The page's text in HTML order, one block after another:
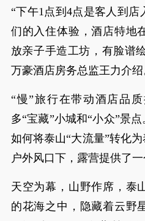
“下午1点到4点是客人到
们的入住体验，酒店特地
放亲子手造工坊，有脸谱
万豪酒店房务总监王力介绍
“慢”旅行在带动酒店品
多“宝藏”小城和“小众”景
如何将泰山“大流量”转化
户外风口下，露营提供了一
天空为幕，山野作席，泰
的花海之中，隐藏着云野